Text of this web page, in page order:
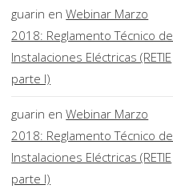
guarin enWebinar Marzo
2018: Reglamento Técnico de
Instalaciones Eléctricas (RETIE
parte I)
guarin enWebinar Marzo
2018: Reglamento Técnico de
Instalaciones Eléctricas (RETIE
parte I)